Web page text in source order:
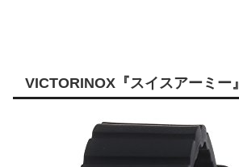
VICTORINOX『スイスアーミー』